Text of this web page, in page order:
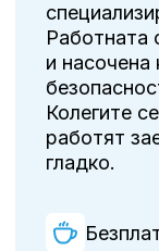
Работната
и
Колегите
работят
гладко.